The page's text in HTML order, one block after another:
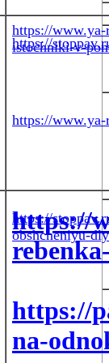
https://
istochniki-v-
https://
https://
https://
na-
https://
https://
obshcheniyu-